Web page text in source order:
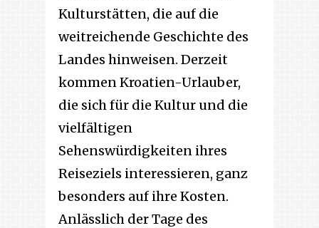
Kulturstätten, die auf die
weitreichende Geschichte des
Landes hinweisen. Derzeit
kommen Kroatien-Urlauber,
die sich für die Kultur und die
vielfältigen
Sehenswürdigkeiten ihres
Reiseziels interessieren, ganz
besonders auf ihre Kosten.
Anlässlich der Tage des